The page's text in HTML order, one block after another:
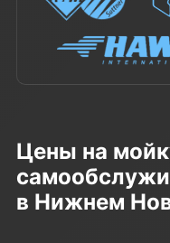
Цены на
в Нижнем